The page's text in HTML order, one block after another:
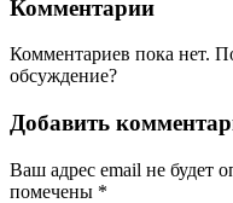
Комментарии
Комментариев пока нет.
обсуждение?
Добавить
Ваш адрес email не будет
помечены *